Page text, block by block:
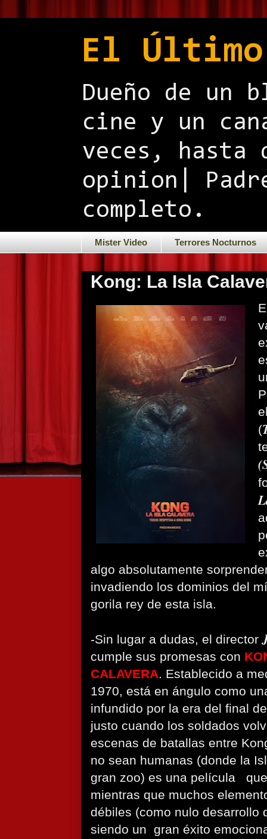
El
Dueño de un
cine y un
veces, hasta
opinion|
completo.
Mister Video Terrores Nocturnos
Kong: La Isla
(
algo absolutamente
invadiendo los dominios del
gorila rey de esta isla.
-Sin lugar a dudas, el director
cumple sus promesas con
CALAVERA. Establecido a
1970, está en ángulo como
infundido por la era del final
justo cuando los soldados
escenas de batallas entre
no sean humanas (donde la
gran zoo) es una película
mientras que muchos
débiles (como nulo desarrollo
siendo un gran éxito